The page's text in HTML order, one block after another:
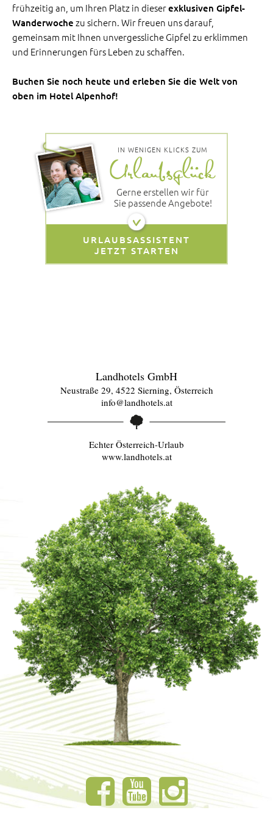
frühzeitig an, um Ihren Platz in dieserexklusiven Gipfel-
Wanderwoche zu sichern. Wir freuen uns darauf,
gemeinsam mit Ihnen unvergessliche Gipfel zu erklimmen
und Erinnerungen fürs Leben zu schaffen.
Buchen Sie noch heute und erleben Sie die Welt von
oben im Hotel Alpenhof!
IN WENIGEN KLICKS ZUM
Gerne erstellen wir für
Sie passende Angebote!
URLAUBSASSISTENT
JETZT STARTEN
Landhotels GmbH
Neustraße 29, 4522 Sierning, Österreich
info@landhotels.at
Echter Österreich-Urlaub
www.landhotels.at